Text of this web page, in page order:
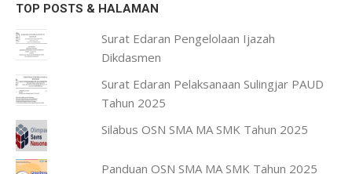
TOP POSTS & HALAMAN
Surat Edaran Pengelolaan Ijazah
Dikdasmen
Surat Edaran Pelaksanaan Sulingjar PAUD
Tahun 2025
Silabus OSN SMA MA SMK Tahun 2025
Panduan OSN SMA MA SMK Tahun 2025